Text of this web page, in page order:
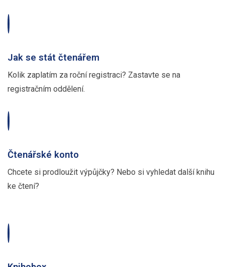
Jak se stát čtenářem
Kolik zaplatím za roční registraci? Zastavte se na
registračním oddělení.
Čtenářské konto
Chcete si prodloužit výpůjčky? Nebo si vyhledat další knihu
ke čtení?